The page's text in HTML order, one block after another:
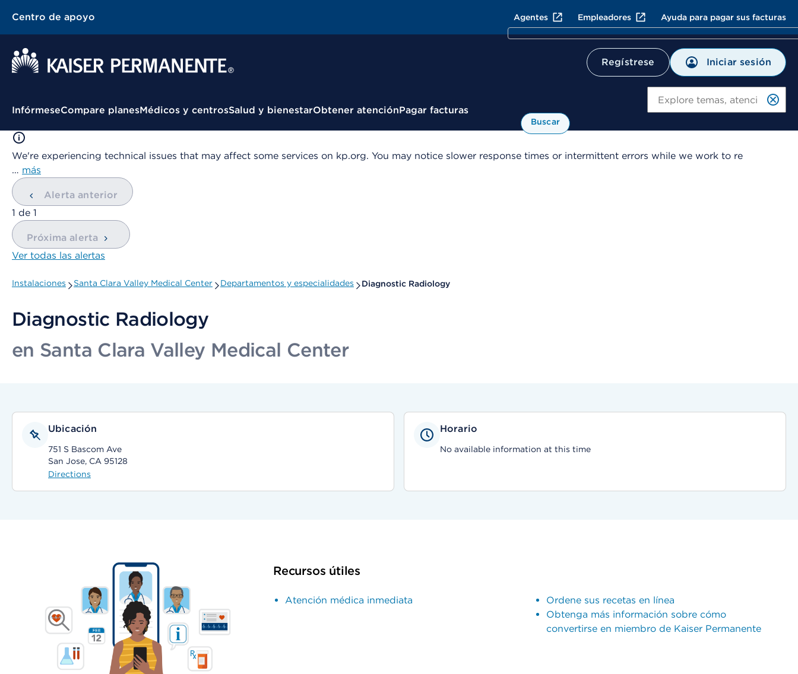
Centro de apoyo Agentes Empleadores Ayuda para pagar sus facturas
Regístrese Iniciar sesión
Menú contextual
InfórmeseCompare planesMédicos y centrosSalud y bienestarObtener atenciónPagar facturas
Buscar
We're experiencing technical issues that may affect some services on kp.org. You may notice slower response times or intermittent errors while we work to re
… más
Alerta anterior
mostrando
1 de 1
Próxima alerta
Ver todas las alertas
Instalaciones Santa Clara Valley Medical Center Departamentos y especialidades Diagnostic Radiology
Diagnostic Radiology
en Santa Clara Valley Medical Center
Ubicación
751 S Bascom Ave
San Jose, CA 95128
Directions
Horario
No available information at this time
Recursos útiles
Atención médica inmediata
Ordene sus recetas en línea
Obtenga más información sobre cómo
convertirse en miembro de Kaiser Permanente